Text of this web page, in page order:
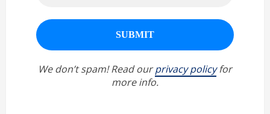
We don’t spam! Read ourprivacy policyfor
more info.